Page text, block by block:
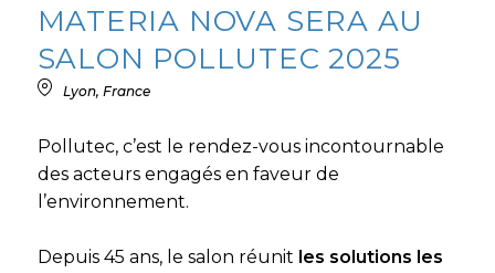
MATERIA NOVA SERA AU
SALON POLLUTEC 2025
Lyon, France
Pollutec, c’est le rendez-vous incontournable
des acteurs engagés en faveur de
l’environnement.
Depuis 45 ans, le salon réunit les solutions les